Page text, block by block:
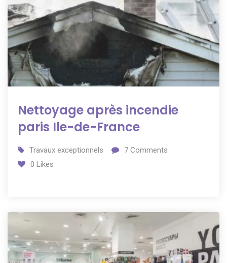
Nettoyage après incendie
paris Ile-de-France
Travaux exceptionnels 7 Comments
0 Likes